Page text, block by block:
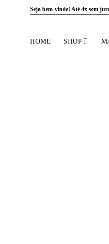
Seja bem-vinde! Até 4x sem
HOME SHOP